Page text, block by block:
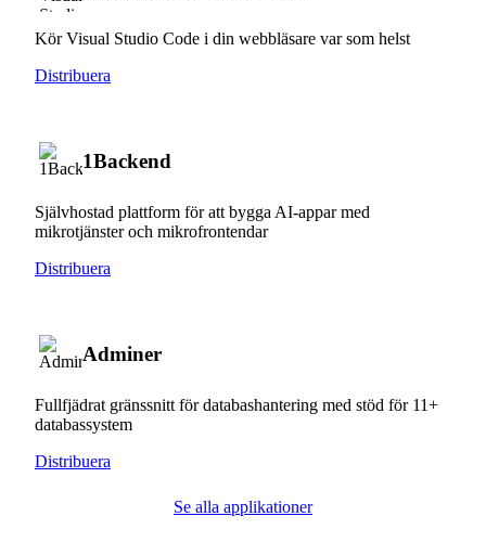
Kör Visual Studio Code i din webbläsare var som helst
Distribuera
1Backend
Självhostad plattform för att bygga AI-appar med
mikrotjänster och mikrofrontendar
Distribuera
Adminer
Fullfjädrat gränssnitt för databashantering med stöd för 11+
databassystem
Distribuera
Se alla applikationer